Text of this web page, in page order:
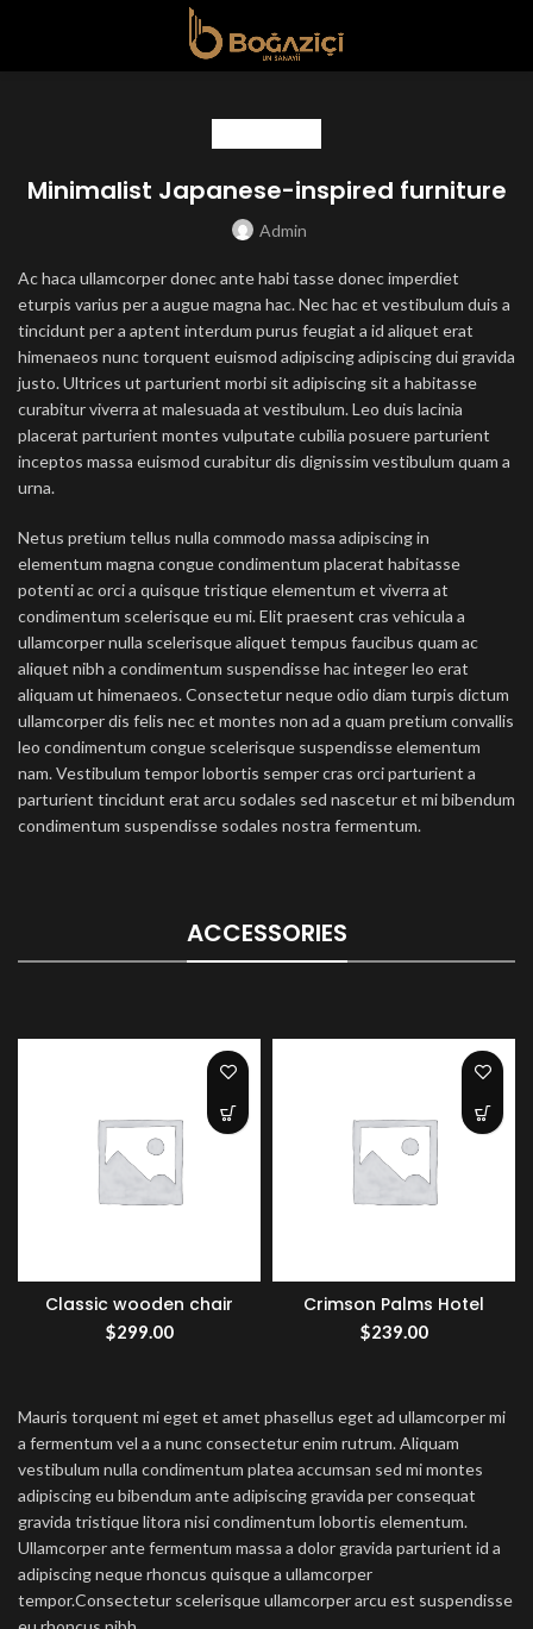
Minimalist Japanese-inspired furniture
Admin
Ac haca ullamcorper donec ante habi tasse donec imperdiet
eturpis varius per a augue magna hac. Nec hac et vestibulum duis a
tincidunt per a aptent interdum purus feugiat a id aliquet erat
himenaeos nunc torquent euismod adipiscing adipiscing dui gravida
justo. Ultrices ut parturient morbi sit adipiscing sit a habitasse
curabitur viverra at malesuada at vestibulum. Leo duis lacinia
placerat parturient montes vulputate cubilia posuere parturient
inceptos massa euismod curabitur dis dignissim vestibulum quam a
urna.
Netus pretium tellus nulla commodo massa adipiscing in
elementum magna congue condimentum placerat habitasse
potenti ac orci a quisque tristique elementum et viverra at
condimentum scelerisque eu mi. Elit praesent cras vehicula a
ullamcorper nulla scelerisque aliquet tempus faucibus quam ac
aliquet nibh a condimentum suspendisse hac integer leo erat
aliquam ut himenaeos. Consectetur neque odio diam turpis dictum
ullamcorper dis felis nec et montes non ad a quam pretium convallis
leo condimentum congue scelerisque suspendisse elementum
nam. Vestibulum tempor lobortis semper cras orci parturient a
parturient tincidunt erat arcu sodales sed nascetur et mi bibendum
condimentum suspendisse sodales nostra fermentum.
ACCESSORIES
Classic wooden chair
$299.00
Crimson Palms Hotel
$239.00
Mauris torquent mi eget et amet phasellus eget ad ullamcorper mi
a fermentum vel a a nunc consectetur enim rutrum. Aliquam
vestibulum nulla condimentum platea accumsan sed mi montes
adipiscing eu bibendum ante adipiscing gravida per consequat
gravida tristique litora nisi condimentum lobortis elementum.
Ullamcorper ante fermentum massa a dolor gravida parturient id a
adipiscing neque rhoncus quisque a ullamcorper
tempor.Consectetur scelerisque ullamcorper arcu est suspendisse